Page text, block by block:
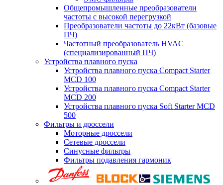
Общепромышленные преобразователи
частоты с высокой перегрузкой
Преобразователи частоты до 22кВт (базовые
ПЧ)
Частотный преобразователь HVAC
(специализированный ПЧ)
Устройства плавного пуска
Устройства плавного пуска Compact Starter
MCD 100
Устройства плавного пуска Compact Starter
MCD 200
Устройства плавного пуска Soft Starter MCD
500
Фильтры и дроссели
Моторные дроссели
Сетевые дроссели
Синусные фильтры
Фильтры подавления гармоник